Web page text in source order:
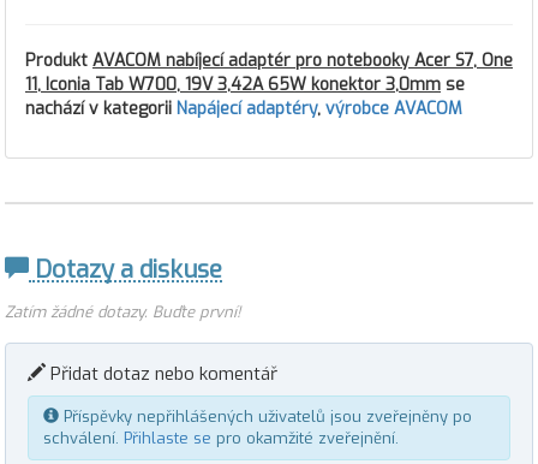
Produkt AVACOM nabíjecí adaptér pro notebooky Acer S7, One
11, Iconia Tab W700, 19V 3,42A 65W konektor 3,0mm se
nachází v kategorii Napájecí adaptéry, výrobce AVACOM
Dotazy a diskuse
Zatím žádné dotazy. Buďte první!
Přidat dotaz nebo komentář
Příspěvky nepřihlášených uživatelů jsou zveřejněny po
schválení. Přihlaste se pro okamžité zveřejnění.